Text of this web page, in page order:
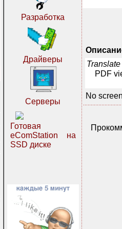
Разработка
Драйверы
Серверы
Готовая
eComStation на
SSD диске
PDF
No